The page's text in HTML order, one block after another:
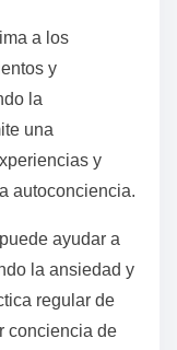
a los
y
la
una
y
autoconciencia.
ayudar a
la ansiedad y
regular de
conciencia de